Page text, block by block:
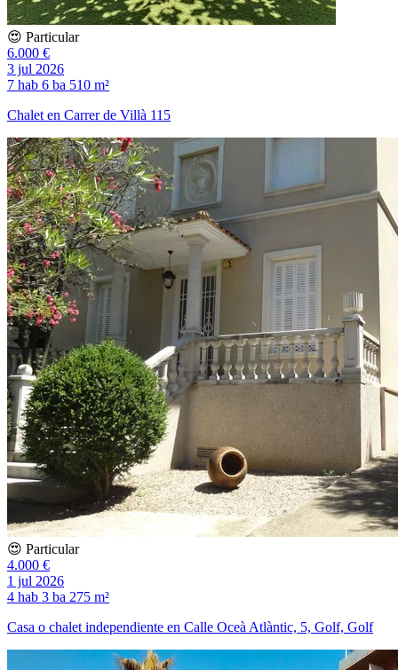
😍 Particular
6.000 €
3 jul 2026
7 hab 6 ba 510 m²
Chalet en Carrer de Villà 115
😍 Particular
4.000 €
1 jul 2026
4 hab 3 ba 275 m²
Casa o chalet independiente en Calle Oceà Atlàntic, 5, Golf, Golf